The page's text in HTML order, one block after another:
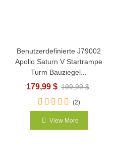
Benutzerdefinierte J79002
Apollo Saturn V Startrampe
Turm Bauziegel...
179,99 $ 199,99 $
(2)
View More